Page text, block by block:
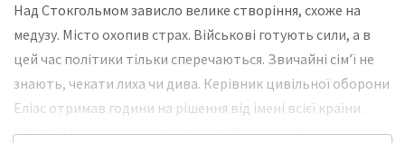
Над Стокгольмом зависло велике створіння, схоже на
медузу. Місто охопив страх. Військові готують сили, а в
цей час політики тільки сперечаються. Звичайні сім’ї не
знають, чекати лиха чи дива. Керівник цивільної оборони
Еліас отримав години на рішення від імені всієї країни.
Біолог Зандра вказує на дивні гриби в каналізації і